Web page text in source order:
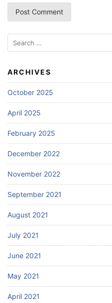
Search
for:
ARCHIVES
October 2025
April 2025
February 2025
December 2022
November 2022
September 2021
August 2021
July 2021
June 2021
May 2021
April 2021